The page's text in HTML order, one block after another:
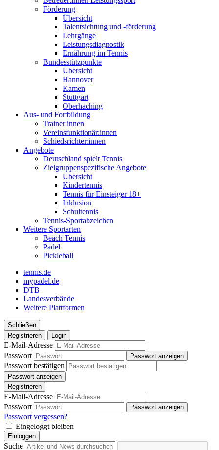
Förderung
Übersicht
Talentsichtung und -förderung
Lehrgänge
Leistungsdiagnostik
Ernährung im Tennis
Bundesstützpunkte
Übersicht
Hannover
Kamen
Stuttgart
Oberhaching
Aus- und Fortbildung
Trainer:innen
Vereinsfunktionär:innen
Schiedsrichter:innen
Angebote
Deutschland spielt Tennis
Zielgruppenspezifische Angebote
Übersicht
Kindertennis
Tennis für Einsteiger 18+
Inklusion
Schultennis
Tennis-Sportabzeichen
Weitere Sportarten
Beach Tennis
Padel
Pickleball
tennis.de
mypadel.de
DTB
Landesverbände
Weitere Plattformen
Schließen
Registrieren
Login
E-Mail-Adresse
Passwort
Passwort anzeigen
Passwort bestätigen
Passwort anzeigen
Registrieren
E-Mail-Adresse
Passwort
Passwort anzeigen
Passwort vergessen?
Eingeloggt bleiben
Einloggen
Suche